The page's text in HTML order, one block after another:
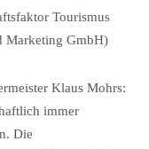
Klaus Mohrs:
immer
Die